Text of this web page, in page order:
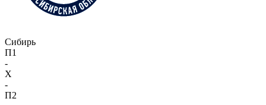
Сибирь
П1
-
X
-
П2